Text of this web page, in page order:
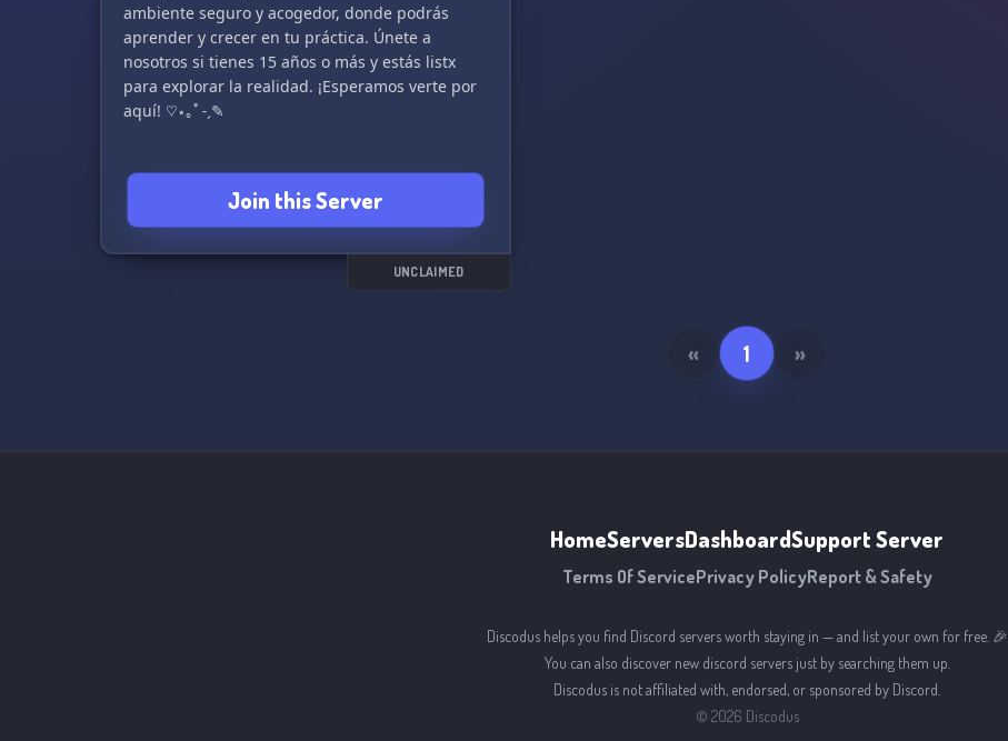
ambiente seguro y acogedor, donde podrás
aprender y crecer en tu práctica. Únete a
nosotros si tienes 15 años o más y estás listx
para explorar la realidad. ¡Esperamos verte por
aquí! ♡⋆｡˚ ˗ˏ✎
Join this Server
UNCLAIMED
« 1 »
HomeServersDashboardSupport Server
Terms Of ServicePrivacy PolicyReport & Safety
Discodus helps you find Discord servers worth staying in — and list your own for free. 🎉
You can also discover new discord servers just by searching them up.
Discodus is not affiliated with, endorsed, or sponsored by Discord.
© 2026 Discodus